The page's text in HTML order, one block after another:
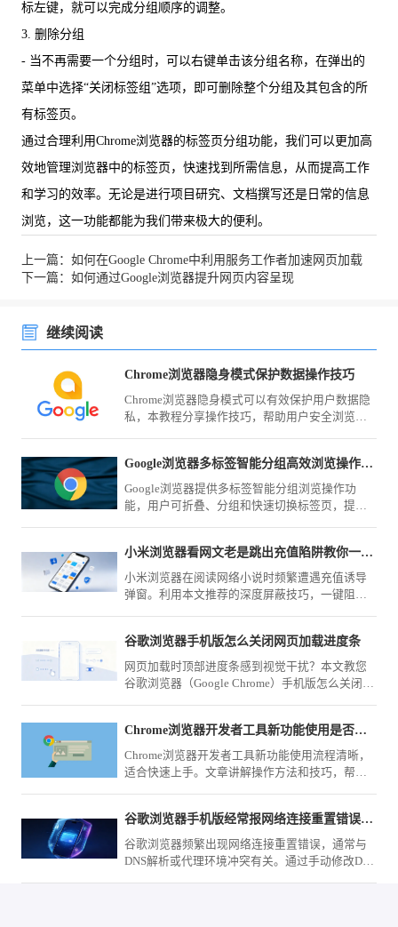
标左键，就可以完成分组顺序的调整。
3. 删除分组
- 当不再需要一个分组时，可以右键单击该分组名称，在弹出的
菜单中选择“关闭标签组”选项，即可删除整个分组及其包含的所
有标签页。
通过合理利用Chrome浏览器的标签页分组功能，我们可以更加高
效地管理浏览器中的标签页，快速找到所需信息，从而提高工作
和学习的效率。无论是进行项目研究、文档撰写还是日常的信息
浏览，这一功能都能为我们带来极大的便利。
上一篇：如何在Google Chrome中利用服务工作者加速网页加载
下一篇：如何通过Google浏览器提升网页内容呈现
继续阅读
Chrome浏览器隐身模式保护数据操作技巧
Chrome浏览器隐身模式可以有效保护用户数据隐
私，本教程分享操作技巧，帮助用户安全浏览网
Google浏览器多标签智能分组高效浏览操作方法
Google浏览器提供多标签智能分组浏览操作功
能，用户可折叠、分组和快速切换标签页，提高
小米浏览器看网文老是跳出充值陷阱教你一招彻底免疫
小米浏览器在阅读网络小说时频繁遭遇充值诱导
弹窗。利用本文推荐的深度屏蔽技巧，一键阻断
谷歌浏览器手机版怎么关闭网页加载进度条
网页加载时顶部进度条感到视觉干扰？本文教您
谷歌浏览器（Google Chrome）手机版怎么关闭网
Chrome浏览器开发者工具新功能使用是否复杂
Chrome浏览器开发者工具新功能使用流程清晰，
适合快速上手。文章讲解操作方法和技巧，帮助
谷歌浏览器手机版经常报网络连接重置错误到底怎么改机
谷歌浏览器频繁出现网络连接重置错误，通常与
DNS解析或代理环境冲突有关。通过手动修改DNS